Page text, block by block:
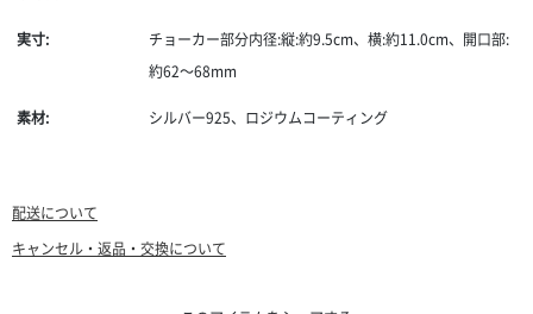
実寸:
チョーカー部分内径:縦:約9.5cm、横:約11.0cm、開口部:
約62〜68mm
素材: シルバー925、ロジウムコーティング
配送について
キャンセル・返品・交換について